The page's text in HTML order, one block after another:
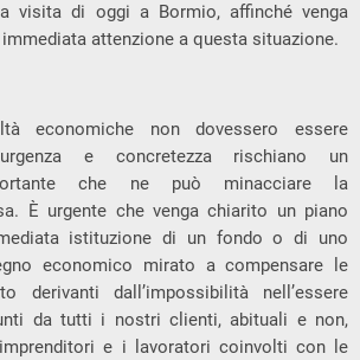
visita di oggi a Bormio, affinché venga
attenzione a questa situazione.
economiche non dovessero essere
e concretezza rischiano un
che ne può minacciare la
È urgente che venga chiarito un piano
istituzione di un fondo o di uno
economico mirato a compensare le
derivanti dall’impossibilità nell’essere
da tutti i nostri clienti, abituali e non,
e i lavoratori coinvolti con le